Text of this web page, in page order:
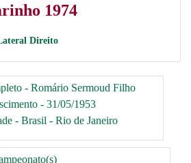
1974
Direito
- Romário Sermoud Filho
- 31/05/1953
- Brasil - Rio de Janeiro